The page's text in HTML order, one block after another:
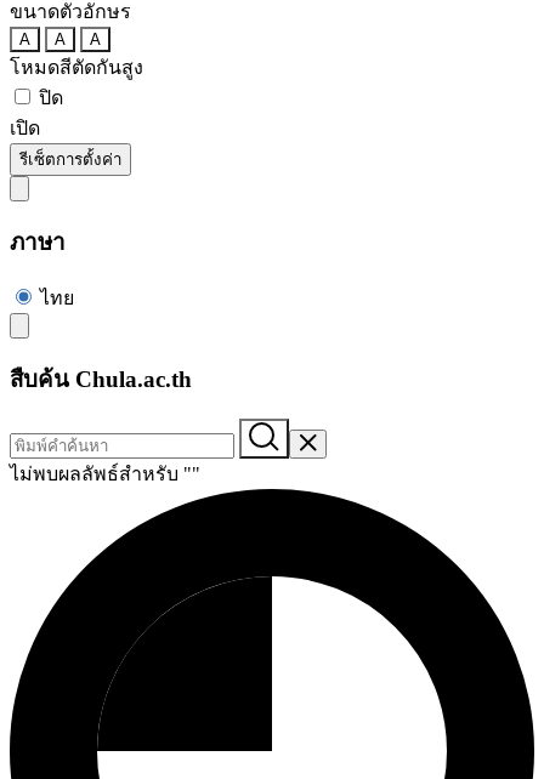
ขนาดตัวอักษร
A A A
โหมดสีตัดกันสูง
ปิด
เปิด
รีเซ็ตการตั้งค่า
ภาษา
ไทย
สืบค้น Chula.ac.th
ไม่พบผลลัพธ์สำหรับ ""